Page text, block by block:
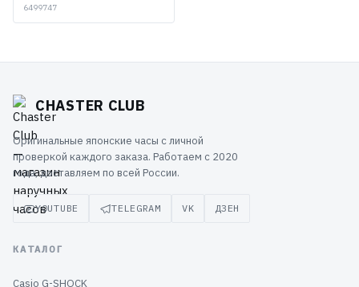
6499747
CHASTER CLUB
Оригинальные японские часы с личной
проверкой каждого заказа. Работаем с 2020
года, доставляем по всей России.
YOUTUBE TELEGRAM VK ДЗЕН
КАТАЛОГ
Casio G-SHOCK